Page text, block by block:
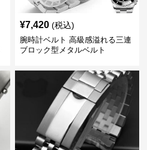
¥7,420 (税込)
腕時計ベルト 高級感溢れる三連
ブロック型メタルベルト